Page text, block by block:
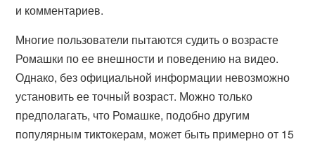
и комментариев.
Многие пользователи пытаются судить о возрасте
Ромашки по ее внешности и поведению на видео.
Однако, без официальной информации невозможно
установить ее точный возраст. Можно только
предполагать, что Ромашке, подобно другим
популярным тиктокерам, может быть примерно от 15